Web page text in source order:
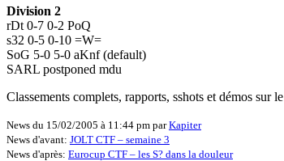
Division 2
rDt 0-7 0-2 PoQ
s32 0-5 0-10 =W=
SoG 5-0 5-0 aKnf (default)
SARL postponed mdu
Classements complets, rapports, sshots et démos sur le
News du 15/02/2005 à 11:44 pm parKapiter
News d'avant: JOLT CTF – semaine 3
News d'après: Eurocup CTF – les S? dans la douleur